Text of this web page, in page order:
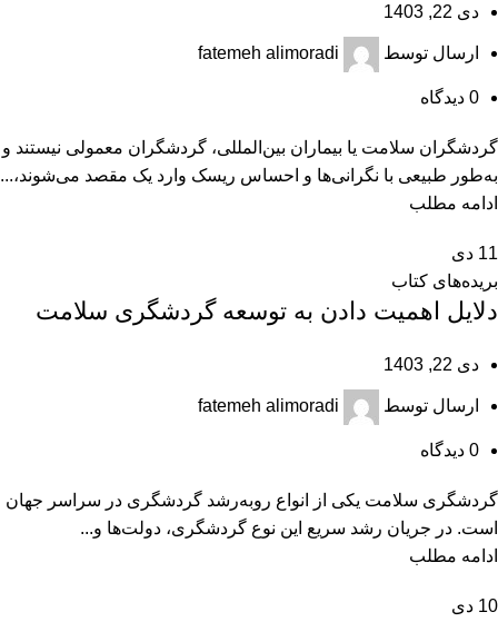
دی 22, 1403
ارسال توسط fatemeh alimoradi
0 دیدگاه
گردشگران سلامت یا بیماران بین‌المللی، گردشگران معمولی نیستند و
به‌طور طبیعی با نگرانی‌ها و احساس ریسک وارد یک مقصد می‌شوند،...
ادامه مطلب
11 دی
بریده‌های کتاب
دلایل اهمیت دادن به توسعه گردشگری سلامت
دی 22, 1403
ارسال توسط fatemeh alimoradi
0 دیدگاه
گردشگری سلامت یکی از انواع روبه‌رشد گردشگری در سراسر جهان
است. در جریان رشد سریع این نوع گردشگری، دولت‌ها و...
ادامه مطلب
10 دی